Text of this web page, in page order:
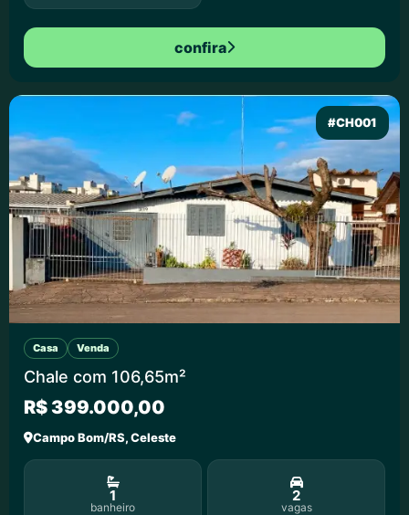
confira
#CH001
Casa Venda
Chale com 106,65m²
R$ 399.000,00
Campo Bom/RS, Celeste
1
banheiro
2
vagas